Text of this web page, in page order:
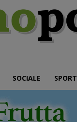
SOCIALE SPORT